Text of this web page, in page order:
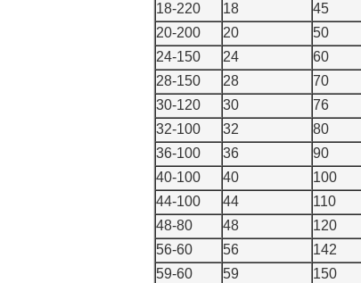
18-220
18 45
20-200
20 50
24-150
24 60
28-150
28 70
30-120
30 76
32-100
32 80
36-100
36 90
40-100
40 100
44-100
44 110
48-80
48 120
56-60
56 142
59-60
59 150